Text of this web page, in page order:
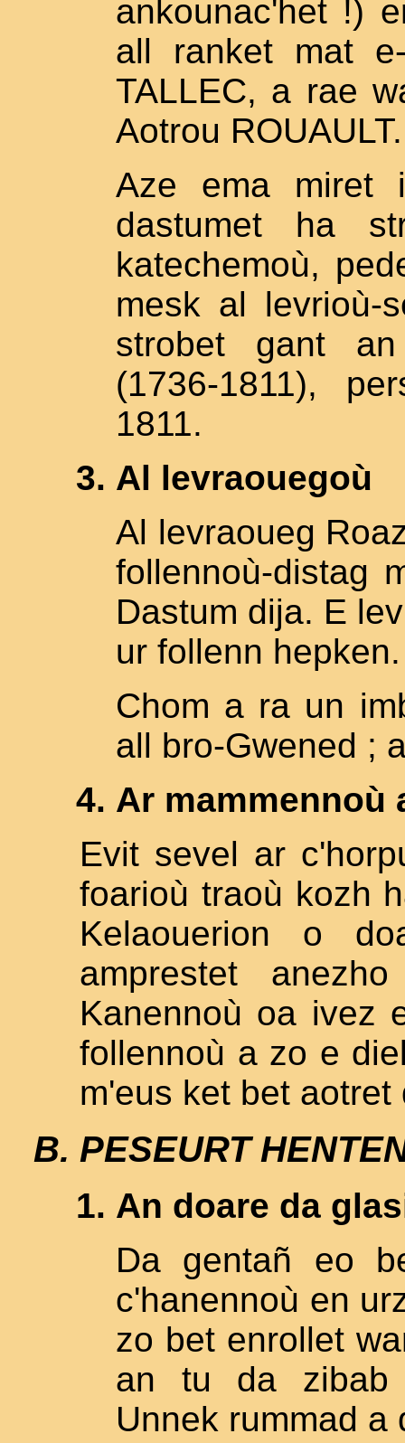
ankounac'het !)
all ranket mat
TALLEC, a rae
Aotrou ROUAULT.
Aze ema miret
dastumet ha
katechemoù,
mesk al levrioù-
strobet gant an
(1736-1811),
1811.
Al levraouegoù
Al levraoueg
follennoù-distag
Dastum dija. E
ur follenn hepken.
Chom a ra un
all bro-Gwened ;
Ar mammennoù
Evit sevel ar
foarioù traoù kozh
Kelaouerion o
amprestet
Kanennoù oa ivez
follennoù a zo e
m'eus ket bet aotret
PESEURT
An doare da
Da gentañ eo
c'hanennoù en
zo bet enrollet
an tu da zibab
Unnek rummad a